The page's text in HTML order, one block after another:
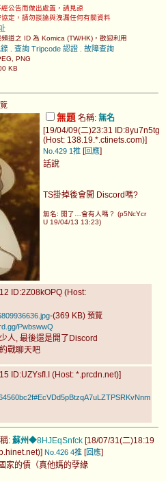
公告而做出處置，請見諒
定，請勿談論與洩漏任何有關資料
道之 ID 為 Komica (TW/HK)，歡迎利用
查詢 Tripcode 認證 故障查詢
PNG
KB
無題 名稱: 無名
[19/04/09(二)23:31 ID:8yu7n5tg
(Host: 138.19.*.ctinets.com)]
No.429 1推 [回應]
話說
TS掛掉後會開 Discord嗎?
無名: 開了…會有人嗎？ (p5NcYcr
U 19/04/13 13:23)
ID:2Z08kOPQ (Host:
-(369 KB) 預覽
PwbswwQ
人, 最後還是開了Discord
戰聊天吧
ID:UZYsfI.I (Host: *.prcdn.net)]
: 蘇州◆8HJEqSnfck [18/07/31(二)18:19
No.426 4推 [回應]
家的債（真他媽的孽緣